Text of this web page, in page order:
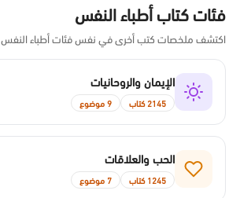
فئات كتاب أطباء النفس
اكتشف ملخصات كتب أخرى في نفس فئات أطباء النفس
الإيمان والروحانيات
2145 كتاب 9 موضوع
الحب والعلاقات
1245 كتاب 7 موضوع